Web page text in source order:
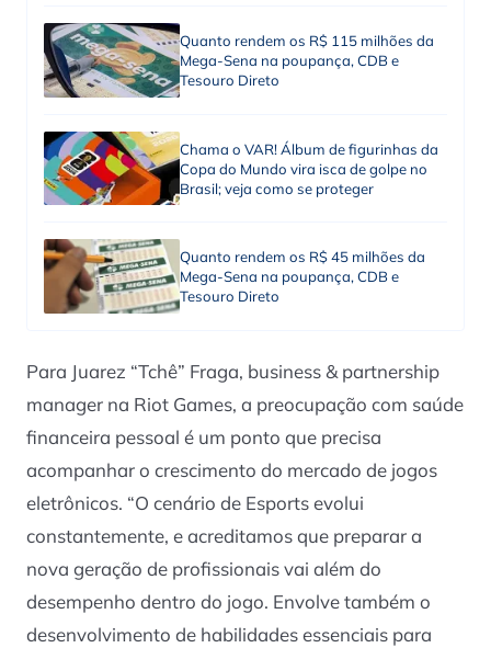
Quanto rendem os R$ 115 milhões da
Mega-Sena na poupança, CDB e
Tesouro Direto
Chama o VAR! Álbum de figurinhas da
Copa do Mundo vira isca de golpe no
Brasil; veja como se proteger
Quanto rendem os R$ 45 milhões da
Mega-Sena na poupança, CDB e
Tesouro Direto
Para Juarez “Tchê” Fraga, business & partnership
manager na Riot Games, a preocupação com saúde
financeira pessoal é um ponto que precisa
acompanhar o crescimento do mercado de jogos
eletrônicos. “O cenário de Esports evolui
constantemente, e acreditamos que preparar a
nova geração de profissionais vai além do
desempenho dentro do jogo. Envolve também o
desenvolvimento de habilidades essenciais para